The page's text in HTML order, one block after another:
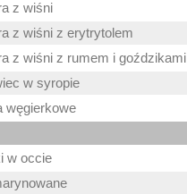
z wiśni
z wiśni z erytrytolem
z wiśni z rumem i goździkami
w syropie
węgierkowe
w occie